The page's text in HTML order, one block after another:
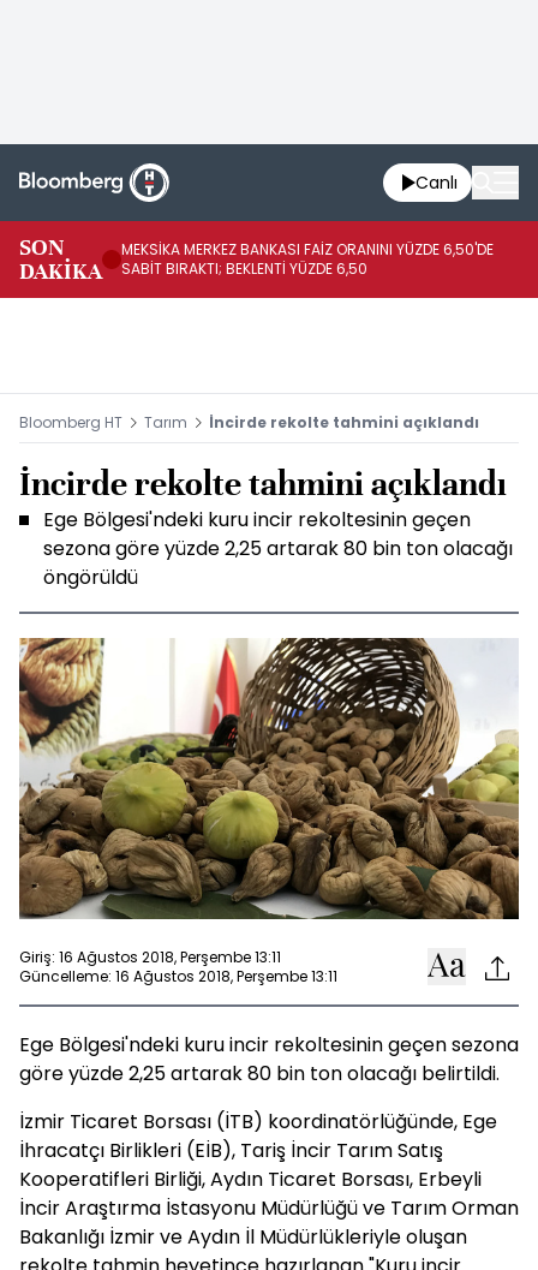
Canlı
SON
DAKİKA
MEKSİKA MERKEZ BANKASI FAİZ ORANINI YÜZDE 6,50'DE
SABİT BIRAKTI; BEKLENTİ YÜZDE 6,50
Bloomberg HT Tarım İncirde rekolte tahmini açıklandı
İncirde rekolte tahmini açıklandı
Ege Bölgesi'ndeki kuru incir rekoltesinin geçen
sezona göre yüzde 2,25 artarak 80 bin ton olacağı
öngörüldü
Giriş: 16 Ağustos 2018, Perşembe 13:11
Güncelleme: 16 Ağustos 2018, Perşembe 13:11
Ege Bölgesi'ndeki kuru incir rekoltesinin geçen sezona
göre yüzde 2,25 artarak 80 bin ton olacağı belirtildi.
İzmir Ticaret Borsası (İTB) koordinatörlüğünde, Ege
İhracatçı Birlikleri (EİB), Tariş İncir Tarım Satış
Kooperatifleri Birliği, Aydın Ticaret Borsası, Erbeyli
İncir Araştırma İstasyonu Müdürlüğü ve Tarım Orman
Bakanlığı İzmir ve Aydın İl Müdürlükleriyle oluşan